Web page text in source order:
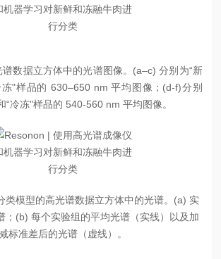
数据立方体中的光谱图像。(a–c) 分别为“新
"样品的 630–650 nm 平均图像；(d-f)分别
“冷冻"样品的 540-560 nm 平均图像。
类模型的高光谱数据立方体中的光谱。(a) 实
；(b) 每个实验组的平均光谱（实线）以及加
标准差后的光谱（虚线）。